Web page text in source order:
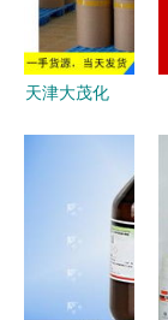
天津大茂化
碘化钾、碘
及进口试
剂，助力非
临床生物研